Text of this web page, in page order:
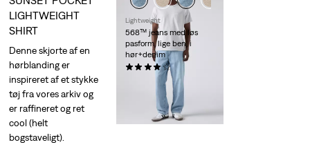
Lightweight
568™ jeans med løs
pasform, lige ben, i
hør+denim
(106)
kr 1.149,00
LIGHTWEIGHT
SHIRT
Denne skjorte af en
hørblanding er
inspireret af et stykke
tøj fra vores arkiv og
er raffineret og ret
cool (helt
bogstaveligt).